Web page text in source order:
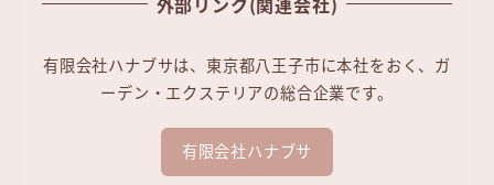
有限会社ハナブサは、東京都八王子市に本社をおく、ガ
ーデン・エクステリアの総合企業です。
有限会社ハナブサ